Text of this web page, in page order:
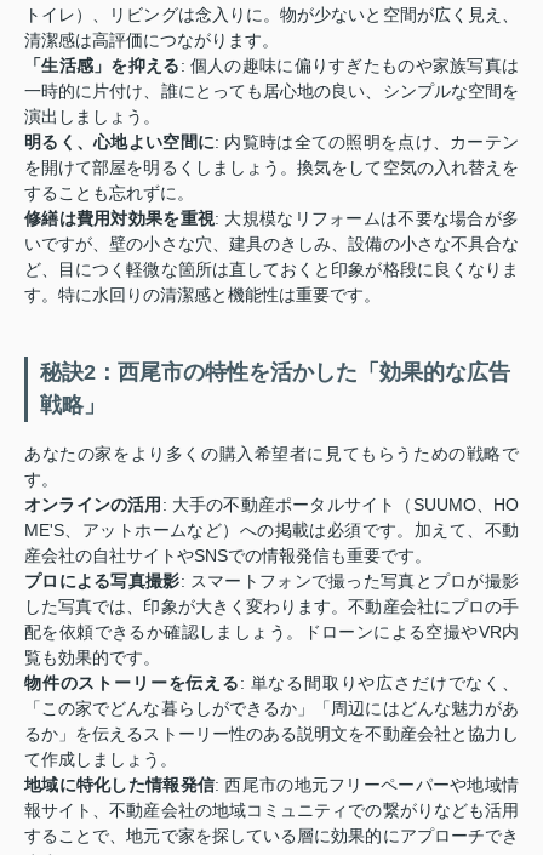
トイレ）、リビングは念入りに。物が少ないと空間が広く見え、
清潔感は高評価につながります。
「生活感」を抑える: 個人の趣味に偏りすぎたものや家族写真は
一時的に片付け、誰にとっても居心地の良い、シンプルな空間を
演出しましょう。
明るく、心地よい空間に: 内覧時は全ての照明を点け、カーテン
を開けて部屋を明るくしましょう。換気をして空気の入れ替えを
することも忘れずに。
修繕は費用対効果を重視: 大規模なリフォームは不要な場合が多
いですが、壁の小さな穴、建具のきしみ、設備の小さな不具合な
ど、目につく軽微な箇所は直しておくと印象が格段に良くなりま
す。特に水回りの清潔感と機能性は重要です。
秘訣2：西尾市の特性を活かした「効果的な広告
戦略」
あなたの家をより多くの購入希望者に見てもらうための戦略で
す。
オンラインの活用 : 大手の不動産ポータルサイト（SUUMO、HO
ME'S、アットホームなど）への掲載は必須です。加えて、不動
産会社の自社サイトやSNSでの情報発信も重要です。
プロによる写真撮影: スマートフォンで撮った写真とプロが撮影
した写真では、印象が大きく変わります。不動産会社にプロの手
配を依頼できるか確認しましょう。ドローンによる空撮やVR内
覧も効果的です。
物件のストーリーを伝える: 単なる間取りや広さだけでなく、
「この家でどんな暮らしができるか」「周辺にはどんな魅力があ
るか」を伝えるストーリー性のある説明文を不動産会社と協力し
て作成しましょう。
地域に特化した情報発信: 西尾市の地元フリーペーパーや地域情
報サイト、不動産会社の地域コミュニティでの繋がりなども活用
することで、地元で家を探している層に効果的にアプローチでき